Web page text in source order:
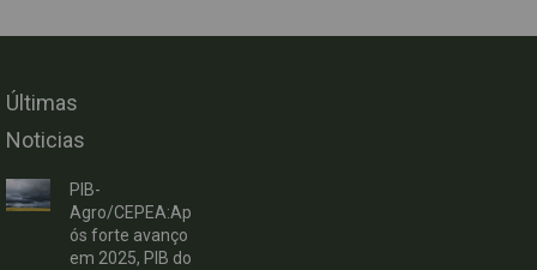
Últimas
Noticias
PIB-
Agro/CEPEA:Ap
ós forte avanço
em 2025, PIB do